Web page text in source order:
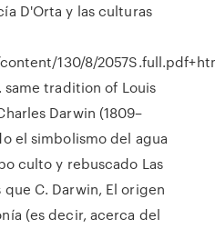
D'Orta y las culturas
130/8/
same tradition of Louis
Darwin (1809–
el simbolismo del agua
culto y rebuscado Las
que C. Darwin, El origen
(es decir, acerca del